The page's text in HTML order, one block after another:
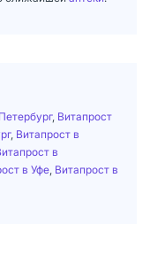
, Витапрост
, Витапрост в
в
в Уфе Витапрост в